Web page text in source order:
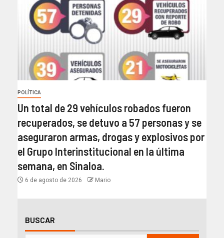
POLÍTICA
Un total de 29 vehículos robados fueron
recuperados, se detuvo a 57 personas y se
aseguraron armas, drogas y explosivos por
el Grupo Interinstitucional en la última
semana, en Sinaloa.
6 de agosto de 2026 Mario
BUSCAR